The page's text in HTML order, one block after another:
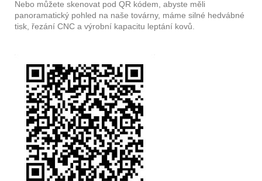
Nebo můžete skenovat pod QR kódem, abyste měli
panoramatický pohled na naše továrny, máme silné hedvábné
tisk, řezání CNC a výrobní kapacitu leptání kovů.